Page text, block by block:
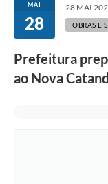
Transparência
Contratos
MAI
28
28 MAI
OBRAS E
Prefeitura
ao Nova